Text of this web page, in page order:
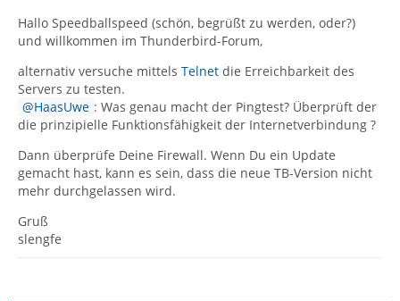
Hallo Speedballspeed (schön, begrüßt zu werden, oder?)
und willkommen im Thunderbird-Forum,
alternativ versuche mittels Telnet die Erreichbarkeit des
Servers zu testen.
HaasUwe : Was genau macht der Pingtest? Überprüft der
die prinzipielle Funktionsfähigkeit der Internetverbindung ?
Dann überprüfe Deine Firewall. Wenn Du ein Update
gemacht hast, kann es sein, dass die neue TB-Version nicht
mehr durchgelassen wird.
Gruß
slengfe